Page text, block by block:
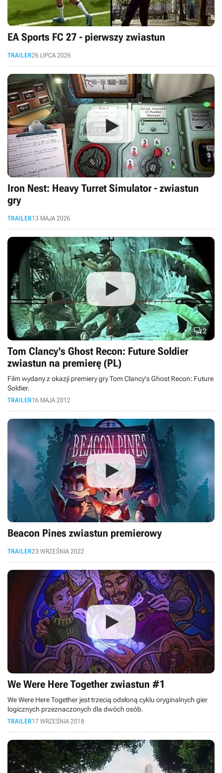
EA Sports FC 27 - pierwszy zwiastun
TRAILER26 LIPCA 2026
Iron Nest: Heavy Turret Simulator - zwiastun
gry
TRAILER13 MAJA 2026
2
Tom Clancy's Ghost Recon: Future Soldier
zwiastun na premierę (PL)
Film wydany z okazji premiery gry Tom Clancy's Ghost Recon: Future
Soldier.
TRAILER16 MAJA 2012
Beacon Pines zwiastun premierowy
TRAILER23 WRZEŚNIA 2022
We Were Here Together zwiastun #1
We Were Here Together jest trzecią odsłoną cyklu oryginalnych gier
logicznych przeznaczonych dla dwóch osób.
TRAILER17 WRZEŚNIA 2018